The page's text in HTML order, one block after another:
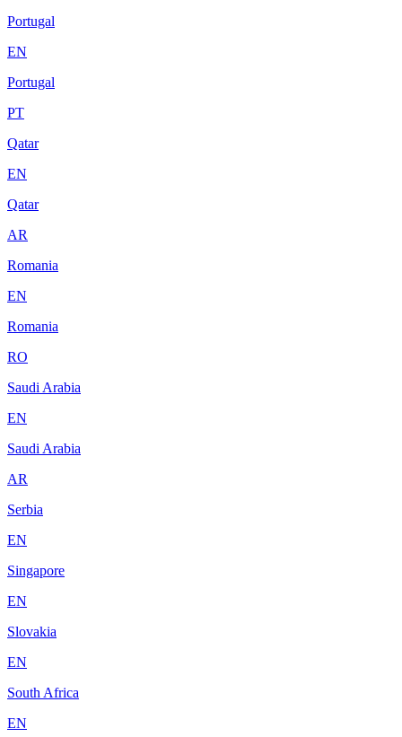
Portugal
EN
Portugal
PT
Qatar
EN
Qatar
AR
Romania
EN
Romania
RO
Saudi Arabia
EN
Saudi Arabia
AR
Serbia
EN
Singapore
EN
Slovakia
EN
South Africa
EN